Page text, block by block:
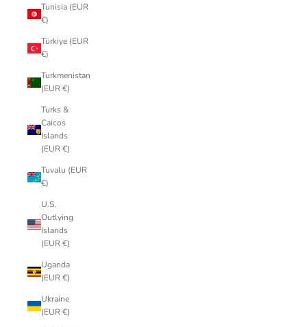
Tunisia (EUR
€)
Türkiye (EUR
€)
Turkmenistan
(EUR €)
Turks &
Caicos
Islands
(EUR €)
Tuvalu (EUR
€)
U.S.
Outlying
Islands
(EUR €)
Uganda
(EUR €)
Ukraine
(EUR €)